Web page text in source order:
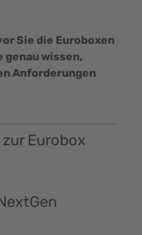
Sie die Euroboxen
genau wissen,
Anforderungen
Eurobox